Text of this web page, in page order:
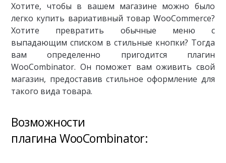
Хотите, чтобы в вашем магазине можно было
легко купить вариативный товар WooCommerce?
Хотите превратить обычные меню с
выпадающим списком в стильные кнопки? Тогда
вам определенно пригодится плагин
WooCombinator. Он поможет вам оживить свой
магазин, предоставив стильное оформление для
такого вида товара.
Возможности
плагина WooCombinator: